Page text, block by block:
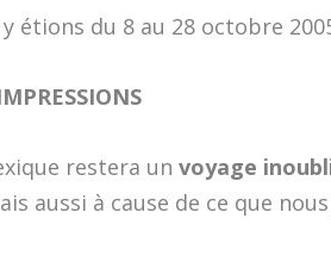
étions du 8 au 28 octobre
restera unvoyage
aussi à cause de ce que